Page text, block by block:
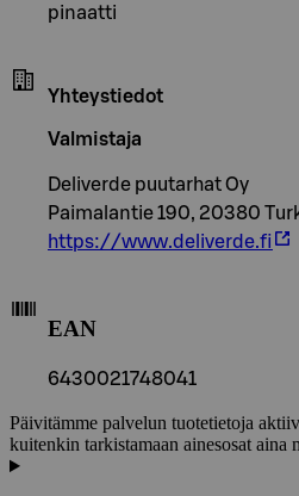
pinaatti
Yhteystiedot
Valmistaja
Deliverde puutarhat Oy
Paimalantie 190, 20380
https://www.deliverde.fi
EAN
6430021748041
Päivitämme palvelun tuotetietoja
kuitenkin tarkistamaan ainesosat aina